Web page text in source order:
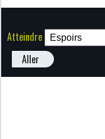
Atteindre
Aller